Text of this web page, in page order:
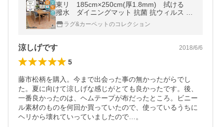
東リ 185cm×250cm(厚1.8mm) 拭ける
撥水 ダイニングマット 抗菌 抗ウィルス 防
カビ 防炎 床暖OK ダイニングラグマット
ラグ&カーペットのコレクション
涼しげです 2018/6/6
5
藤市松柄を購入。今まで出会った事の無かったがらでし
た。夏に向けて涼しげな感じがとても良かったです。後、
一番良かったのは、ヘムテープが布だったところ。ビニー
ル素材のものを何回か買っていたので、使っているうちに
ヘリから壊れていっていましたので…。